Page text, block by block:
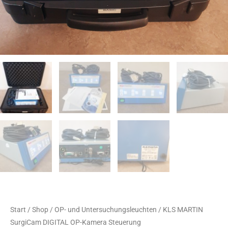
Start / Shop / OP- und Untersuchungsleuchten / KLS MARTIN
SurgiCam DIGITAL OP-Kamera Steuerung